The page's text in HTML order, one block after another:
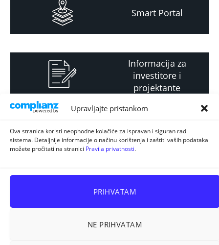
Upravljajte pristankom
Ova stranica koristi neophodne kolačiće za ispravan i siguran rad
sistema. Detaljnije informacije o načinu korištenja i zaštiti vaših podataka
možete pročitati na stranici Pravila privatnosti.
PRIHVATAM
NE PRIHVATAM
Smart Portal
Informacija za
investitore i
projektante
Strateški i planski
dokument